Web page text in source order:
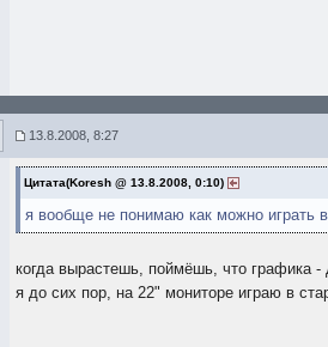
13.8.2008, 8:27
Цитата(Koresh @ 13.8.2008, 0:10)
я вообще не понимаю как можно играть
когда вырастешь, поймёшь, что графика -
я до сих пор, на 22" мониторе играю в